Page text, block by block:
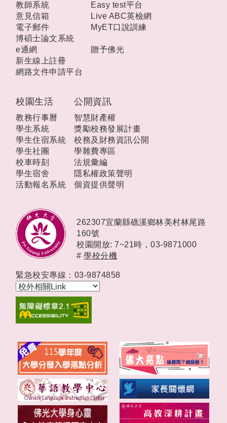
校園生活
教務行事曆
學生系統
學生住宿系統
學生社團
校車時刻
學生宿舍
活動報名系統
公開資訊
智慧財產權
獎勵校務發展計畫
校務及財務資訊公開
學雜費專區
法規彙編
隱私權政策聲明
個資提供聲明
教師系統
意見信箱
電子郵件
博碩士論文系統
e通網
新生線上註冊
網路文件申請平台
Easy test平台
Live ABC英檢網
MyET口說訓練
贈予佛光
262307宜蘭縣礁溪鄉林美村林尾路
160號
校園開放: 7~21時， 03-9871000
# 學校分機
緊急校安專線：03-9874858